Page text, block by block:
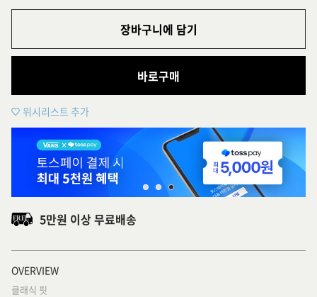
장바구니에 담기
바로구매
위시리스트 추가
5만원 이상 무료배송
OVERVIEW
클래식 핏